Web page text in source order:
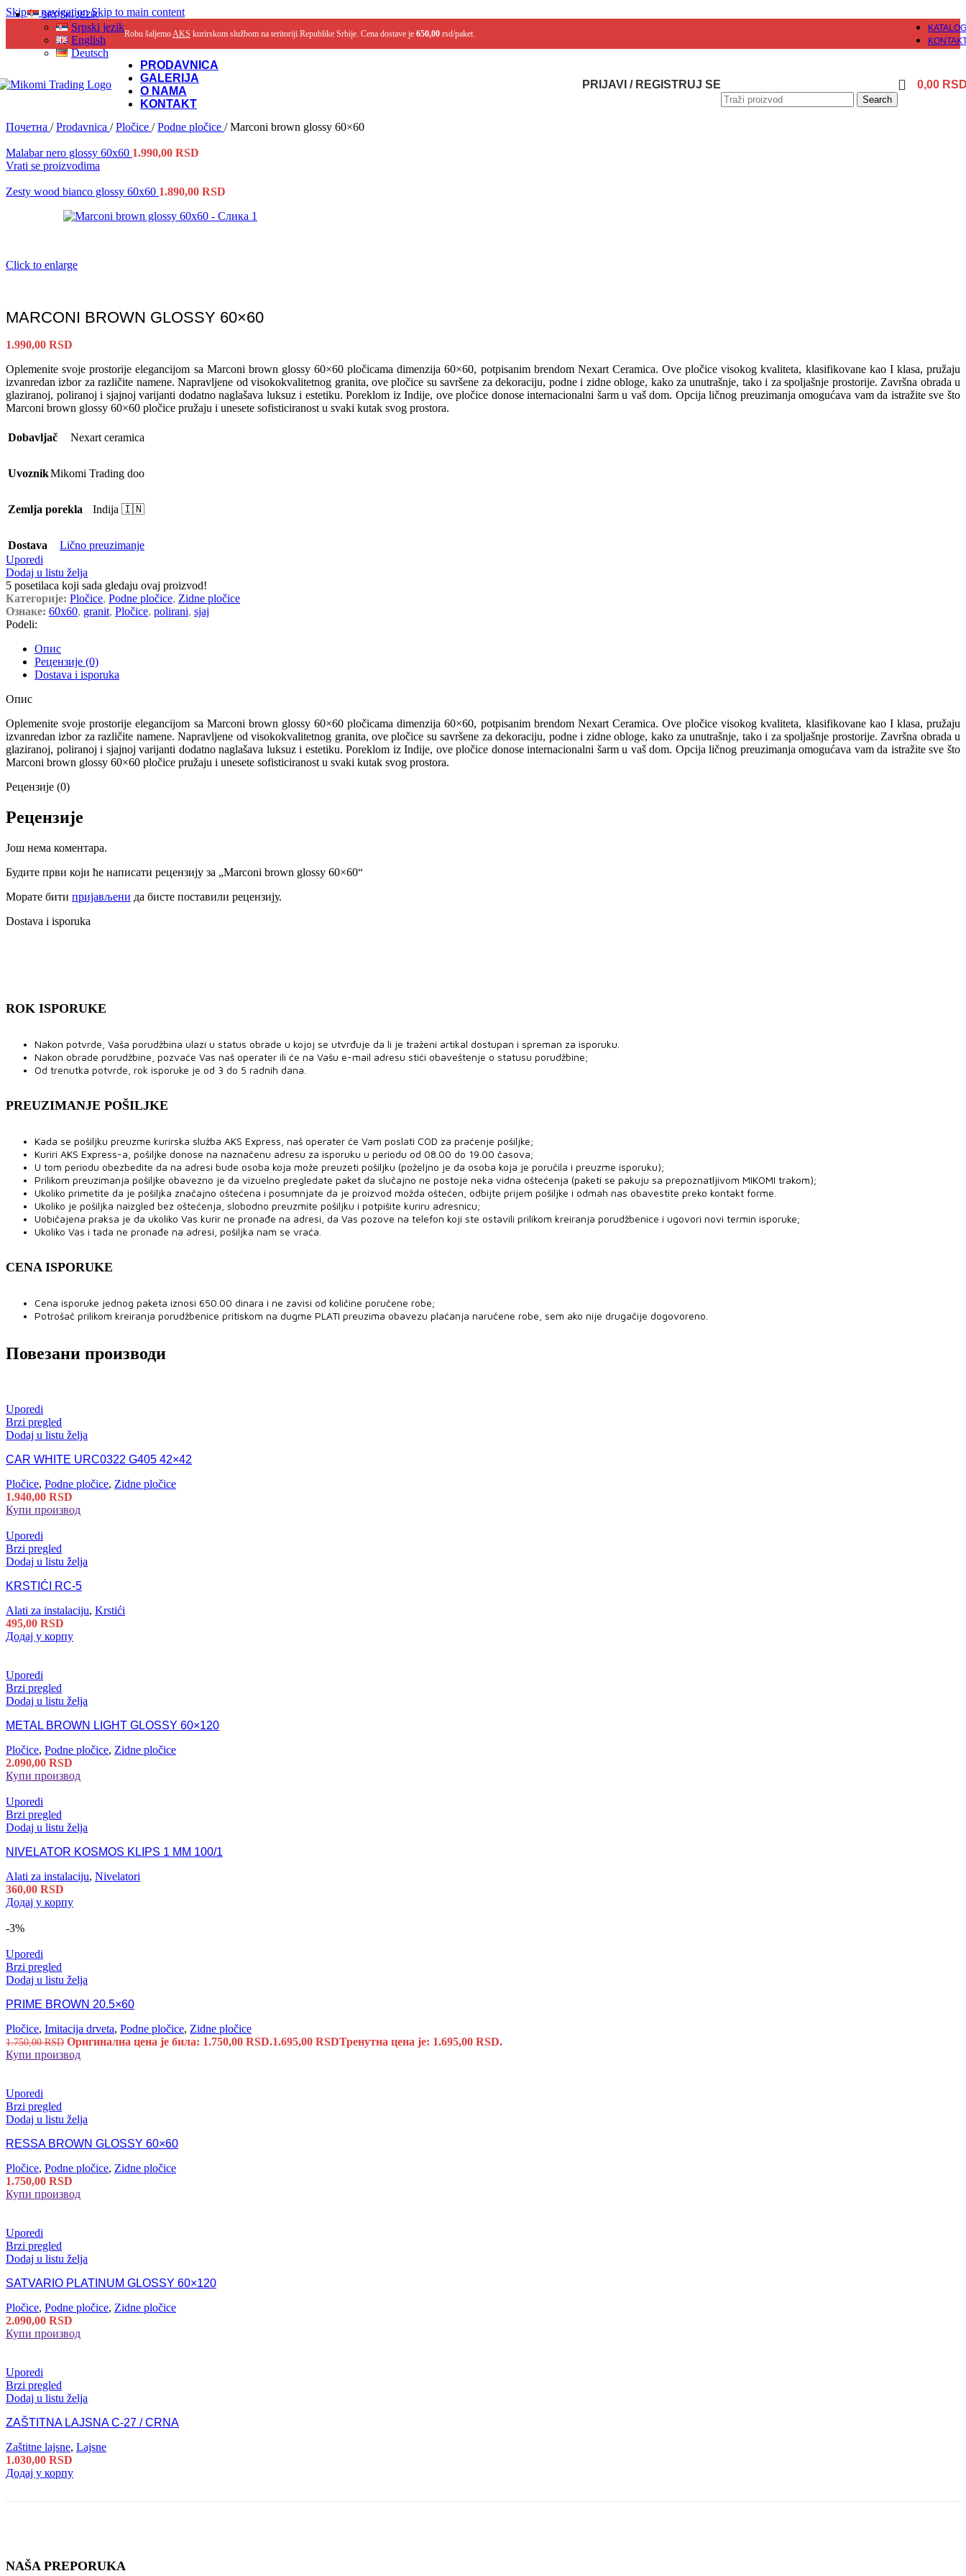
Skip to navigationSkip to main content
SRPSKI JEZIK
Srpski jezik
English
Deutsch
Robu šaljemoAKS kurirskom službom na teritoriji Republike Srbije. Cena dostave je 650,00rsd/paket.
KATALOG
PRODAVNICA
GALERIJA
O NAMA
KONTAKT
PRIJAVI / REGISTRUJ SE
Search
0,00
Почетна / Prodavnica / Pločice / Podne pločice / Marconi brown glossy 60×60
Malabar nero glossy 60x60 1.990,00 RSD
Vrati se proizvodima
Zesty wood bianco glossy 60x60 1.890,00 RSD
Click to enlarge
MARCONI BROWN GLOSSY 60×60
1.990,00 RSD
Oplemenite svoje prostorije elegancijom sa Marconi brown glossy 60×60 pločicama dimenzija 60×60, potpisanim brendom Nexart Ceramica. Ove pločice visokog kvaliteta, klasifikovane kao I klasa, pružaju
izvanredan izbor za različite namene. Napravljene od visokokvalitetnog granita, ove pločice su savršene za dekoraciju, podne i zidne obloge, kako za unutrašnje, tako i za spoljašnje prostorije. Završna obrada u
glaziranoj, poliranoj i sjajnoj varijanti dodatno naglašava luksuz i estetiku. Poreklom iz Indije, ove pločice donose internacionalni šarm u vaš dom. Opcija ličnog preuzimanja omogućava vam da istražite sve što
Marconi brown glossy 60×60 pločice pružaju i unesete sofisticiranost u svaki kutak svog prostora.
Dobavljač Nexart ceramica
UvoznikMikomi Trading doo
Zemlja porekla Indija 🇮🇳
Dostava
Lično preuzimanje
Uporedi
Dodaj u listu želja
5 posetilaca koji sada gledaju ovaj proizvod!
Категорије: Pločice, Podne pločice, Zidne pločice
Ознаке: 60x60, granit, Pločice, polirani, sjaj
Podeli:
Опис
Рецензије (0)
Dostava i isporuka
Опис
Oplemenite svoje prostorije elegancijom sa Marconi brown glossy 60×60 pločicama dimenzija 60×60, potpisanim brendom Nexart Ceramica. Ove pločice visokog kvaliteta, klasifikovane kao I klasa, pružaju
izvanredan izbor za različite namene. Napravljene od visokokvalitetnog granita, ove pločice su savršene za dekoraciju, podne i zidne obloge, kako za unutrašnje, tako i za spoljašnje prostorije. Završna obrada u
glaziranoj, poliranoj i sjajnoj varijanti dodatno naglašava luksuz i estetiku. Poreklom iz Indije, ove pločice donose internacionalni šarm u vaš dom. Opcija ličnog preuzimanja omogućava vam da istražite sve što
Marconi brown glossy 60×60 pločice pružaju i unesete sofisticiranost u svaki kutak svog prostora.
Рецензије (0)
Рецензије
Још нема коментара.
Будите први који ће написати рецензију за „Marconi brown glossy 60×60“
Морате бити пријављени да бисте поставили рецензију.
Dostava i isporuka
ROK ISPORUKE
Nakon potvrde, Vaša porudžbina ulazi u status obrade u kojoj se utvrđuje da li je traženi artikal dostupan i spreman za isporuku.
Nakon obrade porudžbine, pozvaće Vas naš operater ili će na Vašu e-mail adresu stići obaveštenje o statusu porudžbine;
Od trenutka potvrde, rok isporuke je od 3 do 5 radnih dana.
PREUZIMANJE POŠILJKE
Kada se pošiljku preuzme kurirska služba AKS Express, naš operater će Vam poslati COD za praćenje pošiljke;
Kuriri AKS Express-a, pošiljke donose na naznačenu adresu za isporuku u periodu od 08.00 do 19.00 časova;
U tom periodu obezbedite da na adresi bude osoba koja može preuzeti pošiljku (poželjno je da osoba koja je poručila i preuzme isporuku);
Prilikom preuzimanja pošiljke obavezno je da vizuelno pregledate paket da slučajno ne postoje neka vidna oštećenja (paketi se pakuju sa prepoznatljivom MIKOMI trakom);
Ukoliko primetite da je pošiljka značajno oštećena i posumnjate da je proizvod možda oštećen, odbijte prijem pošiljke i odmah nas obavestite preko kontakt forme.
Ukoliko je pošiljka naizgled bez oštećenja, slobodno preuzmite pošiljku i potpišite kuriru adresnicu;
Uobičajena praksa je da ukoliko Vas kurir ne pronađe na adresi, da Vas pozove na telefon koji ste ostavili prilikom kreiranja porudžbenice i ugovori novi termin isporuke;
Ukoliko Vas i tada ne pronađe na adresi, pošiljka nam se vraća.
CENA ISPORUKE
Cena isporuke jednog paketa iznosi 650.00 dinara i ne zavisi od količine poručene robe;
Potrošač prilikom kreiranja porudžbenice pritiskom na dugme PLATI preuzima obavezu plaćanja naručene robe, sem ako nije drugačije dogovoreno.
Повезани производи
Uporedi
Brzi pregled
Dodaj u listu želja
CAR WHITE URC0322 G405 42×42
Pločice, Podne pločice, Zidne pločice
1.940,00 RSD
Купи производ
Uporedi
Brzi pregled
Dodaj u listu želja
KRSTIĆI RC-5
Alati za instalaciju, Krstići
495,00 RSD
Додај у корпу
Uporedi
Brzi pregled
Dodaj u listu želja
METAL BROWN LIGHT GLOSSY 60×120
Pločice, Podne pločice, Zidne pločice
2.090,00 RSD
Купи производ
Uporedi
Brzi pregled
Dodaj u listu želja
NIVELATOR KOSMOS KLIPS 1 MM 100/1
Alati za instalaciju, Nivelatori
360,00 RSD
Додај у корпу
-3%
Uporedi
Brzi pregled
Dodaj u listu želja
PRIME BROWN 20.5×60
Pločice, Imitacija drveta, Podne pločice, Zidne pločice
1.750,00RSD Оригинална цена је била: 1.750,00 RSD.1.695,00 RSDТренутна цена је: 1.695,00 RSD.
Купи производ
Uporedi
Brzi pregled
Dodaj u listu želja
RESSA BROWN GLOSSY 60×60
Pločice, Podne pločice, Zidne pločice
1.750,00 RSD
Купи производ
Uporedi
Brzi pregled
Dodaj u listu želja
SATVARIO PLATINUM GLOSSY 60×120
Pločice, Podne pločice, Zidne pločice
2.090,00 RSD
Купи производ
Uporedi
Brzi pregled
Dodaj u listu želja
ZAŠTITNA LAJSNA C-27 / CRNA
Zaštitne lajsne, Lajsne
1.030,00 RSD
Додај у корпу
NAŠA PREPORUKA